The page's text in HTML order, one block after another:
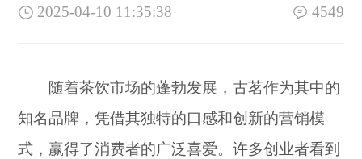
2025-04-10 11:35:38 4549
随着茶饮市场的蓬勃发展，古茗作为其中的
知名品牌，凭借其独特的口感和创新的营销模
式，赢得了消费者的广泛喜爱。许多创业者看到